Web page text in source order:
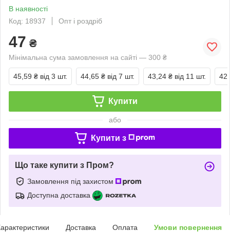
В наявності
Код: 18937
Опт і роздріб
47 ₴
Мінімальна сума замовлення на сайті — 300 ₴
45,59 ₴ від 3 шт. 44,65 ₴ від 7 шт. 43,24 ₴ від 11 шт.
Купити
або
Купити з
Що таке купити з Пром?
Замовлення під захистом
Доступна доставка
Доставка Оплата Умови повернення